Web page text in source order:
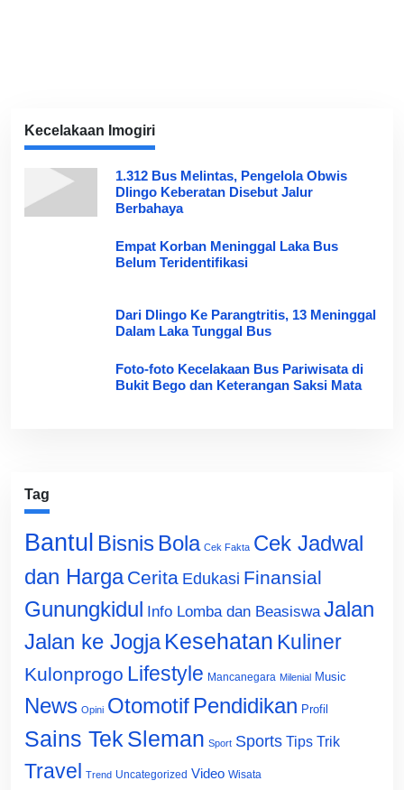
Kecelakaan Imogiri
1.312 Bus Melintas, Pengelola Obwis
Dlingo Keberatan Disebut Jalur
Berbahaya
Empat Korban Meninggal Laka Bus
Belum Teridentifikasi
Dari Dlingo Ke Parangtritis, 13 Meninggal
Dalam Laka Tunggal Bus
Foto-foto Kecelakaan Bus Pariwisata di
Bukit Bego dan Keterangan Saksi Mata
Tag
Bantul Bisnis Bola Cek Fakta Cek Jadwal
dan Harga Cerita Edukasi Finansial
Gunungkidul Info Lomba dan Beasiswa Jalan
Jalan ke Jogja Kesehatan Kuliner
Kulonprogo Lifestyle Mancanegara Milenial Music
News Opini Otomotif Pendidikan Profil
Sains Tek Sleman Sport Sports Tips Trik
Travel Trend Uncategorized Video Wisata